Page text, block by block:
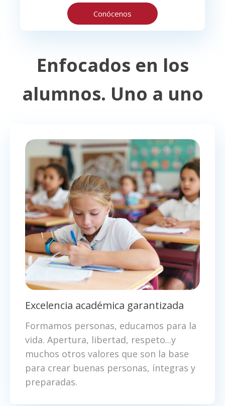
Conócenos
Enfocados en los
alumnos. Uno a uno
Excelencia académica garantizada
Formamos personas, educamos para la
vida. Apertura, libertad, respeto...y
muchos otros valores que son la base
para crear buenas personas, íntegras y
preparadas.